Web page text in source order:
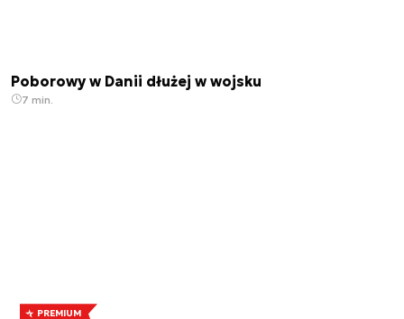
Poborowy w Danii dłużej w wojsku
7 min.
PREMIUM